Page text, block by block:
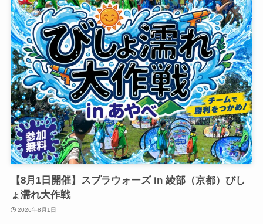
【8月1日開催】スプラウォーズ in 綾部（京都）びし
ょ濡れ大作戦
2026年8月1日